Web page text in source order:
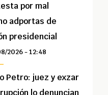
por mal
adportas de
presidencial
2026 - 12:48
Petro: juez y exzar
lo denuncian